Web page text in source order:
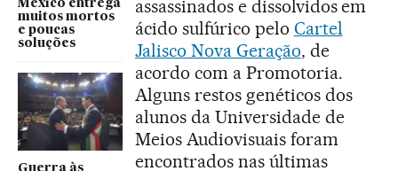
México entrega
muitos mortos
e poucas
soluções
Guerra às
assassinados e dissolvidos em
ácido sulfúrico pelo Cartel
Jalisco Nova Geração, de
acordo com a Promotoria.
Alguns restos genéticos dos
alunos da Universidade de
Meios Audiovisuais foram
encontrados nas últimas